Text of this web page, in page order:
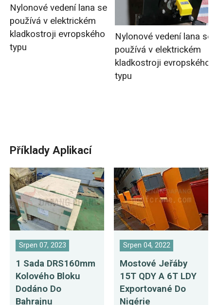
Nylonové vedení lana se
používá v elektrickém
kladkostroji evropského
typu
Nylonové vedení lana se
používá v elektrickém
kladkostroji evropského
typu
Příklady Aplikací
Srpen 07, 2023
1 Sada DRS160mm
Kolového Bloku
Dodáno Do
Bahrajnu
Srpen 04, 2022
Mostové Jeřáby
15T QDY A 6T LDY
Exportované Do
Nigérie